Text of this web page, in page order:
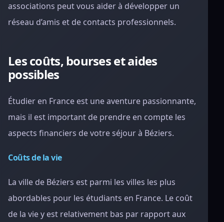
associations peut vous aider à développer un
réseau d’amis et de contacts professionnels.
Les coûts, bourses et aides
possibles
Étudier en France est une aventure passionnante,
mais il est important de prendre en compte les
aspects financiers de votre séjour à Béziers.
Coûts de la vie
La ville de Béziers est parmi les villes les plus
abordables pour les étudiants en France. Le coût
de la vie y est relativement bas par rapport aux